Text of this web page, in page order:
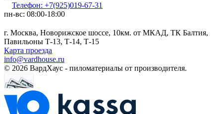
Телефон: +7(925)019-67-31
пн-вс: 08:00-18:00
г. Москва, Новорижское шоссе, 10км. от МКАД, ТК Балтия,
Павильоны Т-13, Т-14, Т-15
Карта проезда
info@vardhouse.ru
© 2026 ВардХаус - пиломатериалы от производителя.